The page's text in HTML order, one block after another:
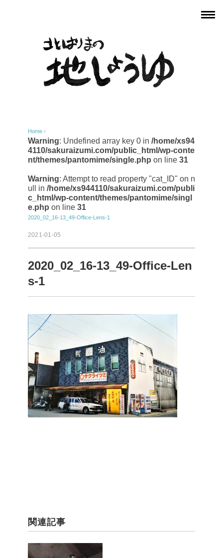
Home ›
Warning: Undefined array key 0 in /home/xs94
4110/sakuraizumi.com/public_html/wp-conte
nt/themes/pantomime/single.php on line 31
Warning: Attempt to read property "cat_ID" on n
ull in /home/xs944110/sakuraizumi.com/publi
c_html/wp-content/themes/pantomime/singl
e.php on line 31
2020_02_16-13_49-Office-Lens-1
2021-01-05
2020_02_16-13_49-Office-Len
s-1
関連記事